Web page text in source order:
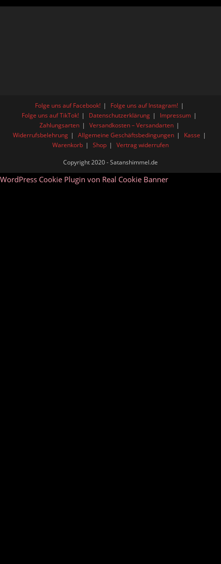
Folge uns auf Facebook!
Folge uns auf Instagram!
Folge uns auf TikTok!
Datenschutzerklärung
Impressum
Zahlungsarten
Versandkosten – Versandarten
Widerrufsbelehrung
Allgemeine Geschäftsbedingungen
Kasse
Warenkorb
Shop Vertrag widerrufen
Copyright 2020 - Satanshimmel.de
WordPress Cookie Plugin von Real Cookie Banner